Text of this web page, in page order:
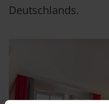
Deutschlands.